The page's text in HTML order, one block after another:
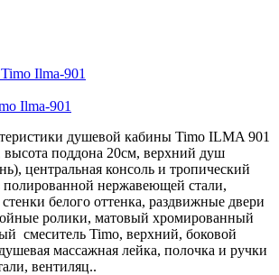
Ilma-901
душевой кабины Timo ILMA 901
высота поддона 20см, верхний душ
центральная консоль и тропический
нержавеющей стали,
белого оттенка, раздвижные двери
ролики, матовый хромированный
смеситель Timo, верхний, боковой
массажная лейка, полочка и ручки
вентиляц..